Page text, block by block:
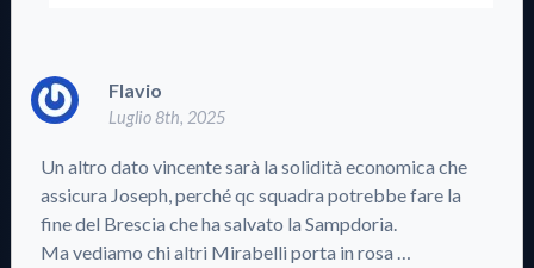
Flavio
Luglio 8th, 2025
Un altro dato vincente sarà la solidità economica che
assicura Joseph, perché qc squadra potrebbe fare la
fine del Brescia che ha salvato la Sampdoria.
Ma vediamo chi altri Mirabelli porta in rosa …